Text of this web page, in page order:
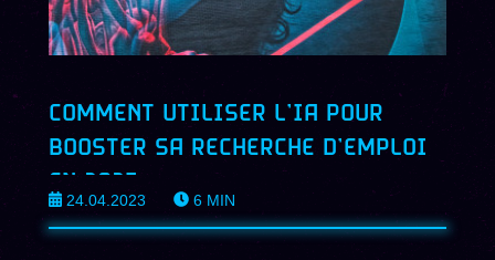
COMMENT UTILISER L’IA POUR
BOOSTER SA RECHERCHE D’EMPLOI
EN 2023
24.04.2023 6 MIN